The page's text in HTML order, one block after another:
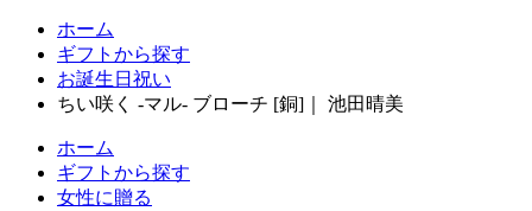
ホーム
ギフトから探す
お誕生日祝い
ちい咲く -マル- ブローチ [銅]｜ 池田晴美
ホーム
ギフトから探す
女性に贈る